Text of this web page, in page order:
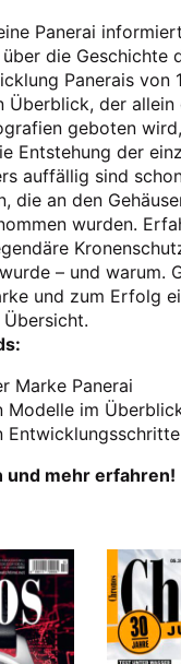
Panerai
die Geschichte
Panerais von
Überblick, der allein
geboten
Entstehung der
auffällig sind
die an den
wurden.
– und warum.
und zum Erfolg
Marke Panerai
Modelle im
Entwicklungsschritte
mehr erfahren!